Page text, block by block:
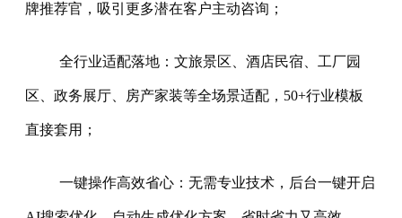
牌推荐官，吸引更多潜在客户主动咨询；
全行业适配落地：文旅景区、酒店民宿、工厂园
区、政务展厅、房产家装等全场景适配，50+行业模板
直接套用；
一键操作高效省心：无需专业技术，后台一键开启